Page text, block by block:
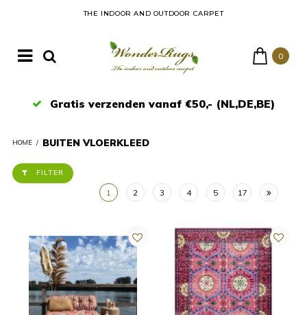
THE INDOOR AND OUTDOOR CARPET
0
Gratis verzenden vanaf €50,- (NL,DE,BE)
HOME / BUITEN VLOERKLEED
FILTER
1 2 3 4 5 17